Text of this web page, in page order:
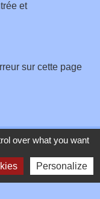
et
sur cette page
over what you want
Personalize